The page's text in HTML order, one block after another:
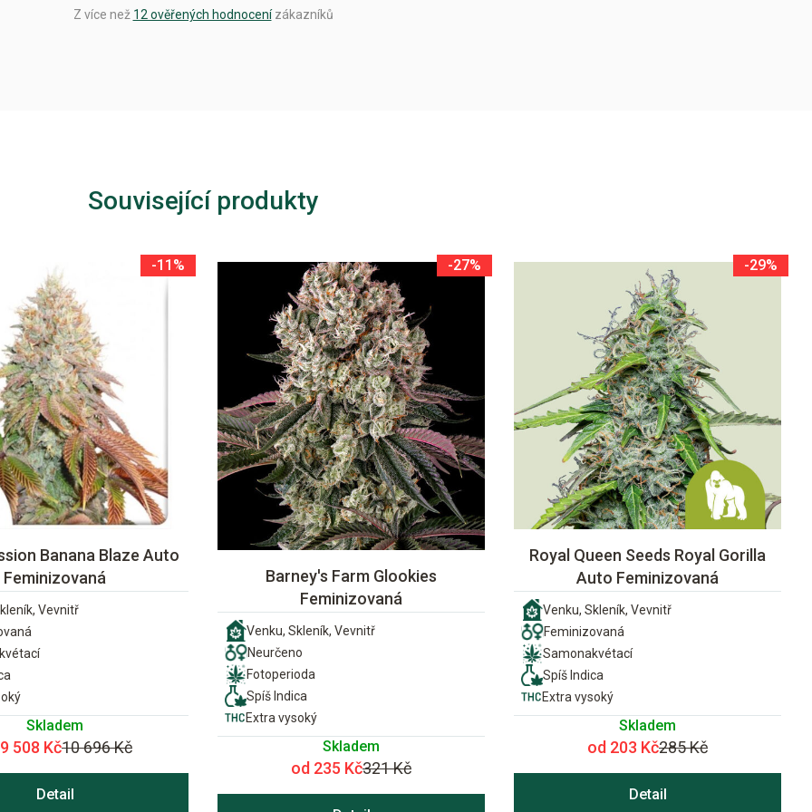
Z více než 12 ověřených hodnocenízákazníků
Související produkty
-11%
Banana Blaze Auto
Feminizovaná
Vevnitř
Skladem
508 Kč10 696 Kč
Detail
-27%
Barney's Farm Glookies
Feminizovaná
Venku, Skleník, Vevnitř
Neurčeno
Fotoperioda
Spíš Indica
Extra vysoký
Skladem
od 235 Kč321 Kč
-29%
Royal Queen Seeds Royal Gorilla
Auto Feminizovaná
Venku, Skleník, Vevnitř
Feminizovaná
Samonakvétací
Spíš Indica
Extra vysoký
Skladem
od 203 Kč285 Kč
Detail